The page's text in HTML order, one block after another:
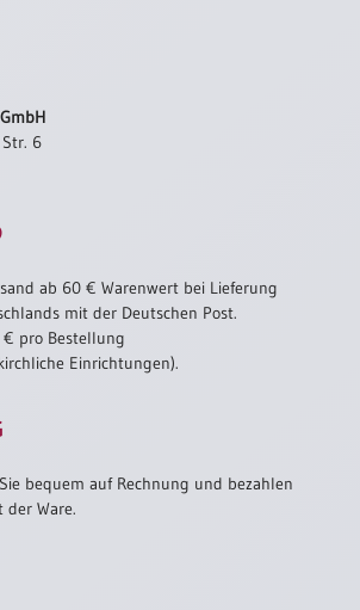
6
ab 60 € Warenwert bei Lieferung
mit der Deutschen Post.
€ pro Bestellung
Einrichtungen).
bequem auf Rechnung und bezahlen
Ware.